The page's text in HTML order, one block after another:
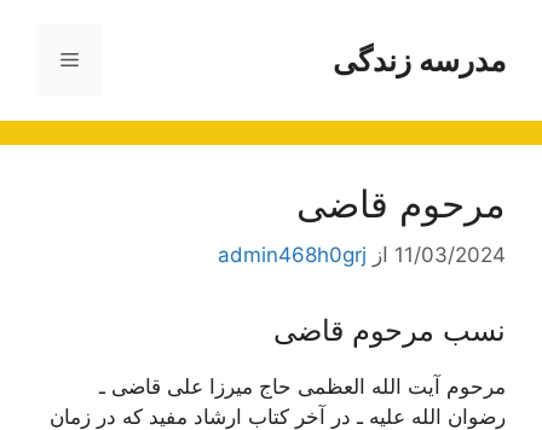
محتوامدرسه زندگی فهرست
مرحوم قاضی
11/03/2024 از admin468h0grj
نسب مرحوم قاضی
مرحوم آیت الله العظمی حاج میرزا علی قاضی ـ
رضوان الله علیه ـ در آخر کتاب ارشاد مفید که در زمان